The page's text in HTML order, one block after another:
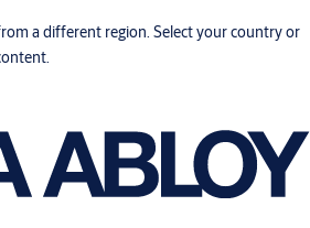
a different region. Select your country or